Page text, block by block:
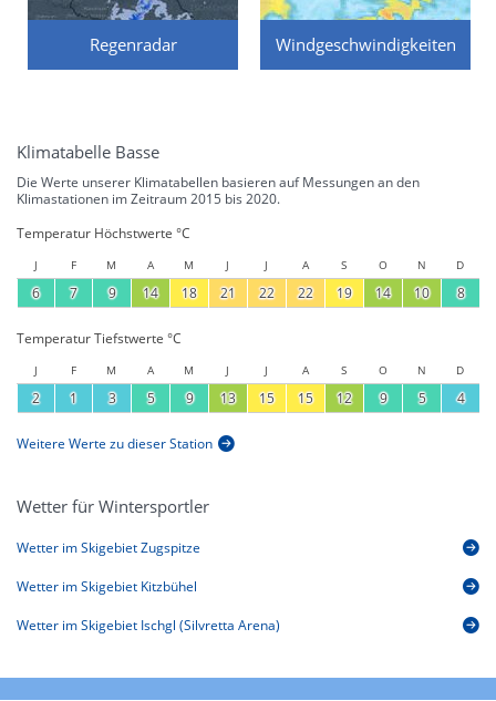
Regenradar Windgeschwindigkeiten
Klimatabelle Basse
Die Werte unserer Klimatabellen basieren auf Messungen an den
Klimastationen im Zeitraum 2015 bis 2020.
Temperatur Höchstwerte °C
J F M A M J J A S O N D
6 7 9 14 18 21 22 22 19 14 10 8
Temperatur Tiefstwerte °C
J F M A M J J A S O N D
2 1 3 5 9 13 15 15 12 9 5 4
Weitere Werte zu dieser Station
Wetter für Wintersportler
Wetter im Skigebiet Zugspitze
Wetter im Skigebiet Kitzbühel
Wetter im Skigebiet Ischgl (Silvretta Arena)